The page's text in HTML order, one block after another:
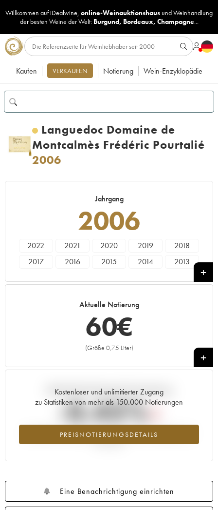
Willkommen auf iDealwine, online-Weinauktionshaus undWeinhandlung
der besten Weine der Welt: Burgund, Bordeaux, Champagne...
Kaufen VERKAUFEN Notierung Wein-Enzyklopädie
Languedoc Domaine de
Montcalmès Frédéric Pourtalié
2006
Jahrgang
2006
2022 2021 2020 2019
2018
2017
2016 2015 2014
2013
Aktuelle Notierung
60€
(Größe 0,75 Liter)
+
Kostenloser und unlimitierter Zugang
zu Statistiken von mehr als 150.000 Notierungen
PREISNOTIERUNGSDETAILS
Aktuelle Entwicklung der Preisnotierung
-0.45%
Preisabfall des Jahrgangs 2006 im Jahr 2026 im Vergleich zum
Eine Benachrichtigung einrichten